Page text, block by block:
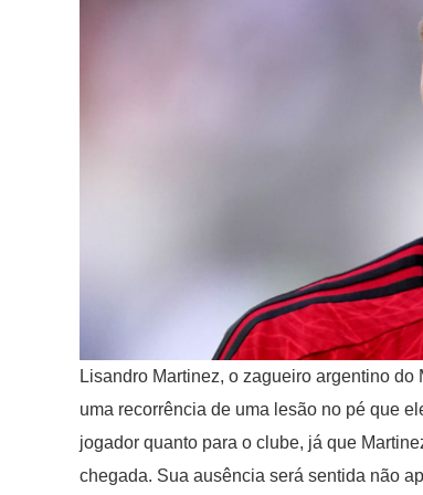
Lisandro Martinez, o zagueiro argentino
uma recorrência de uma lesão no pé que
jogador quanto para o clube, já que
chegada. Sua ausência será sentida não